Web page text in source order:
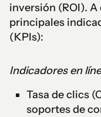
inversión (ROI).
principales
(KPIs):
Indicadores en
Tasa de clics
soportes de